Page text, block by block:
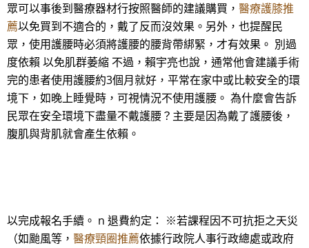
眾可以事後到醫療器材行按照醫師的建議購買， 醫療護膝推
薦以免買到不適合的，戴了反而沒效果。另外，也提醒民
眾，使用護腰時必須將護腰的腰背帶綁緊，才有效果。 別過
度依賴 以免肌群萎縮 不過，賴宇亮也說，通常他會建議手術
完的患者使用護腰約3個月就好，平常在家中或比較安全的環
境下，如晚上睡覺時，可視情況不使用護腰。 為什麼會告訴
民眾在安全環境下盡量不戴護腰？主要是因為戴了護腰後，
腹肌與背肌就會產生依賴。
以完成報名手續。 n 退費約定： ※若課程因不可抗拒之天災
（如颱風等， 醫療頸圈推薦依據行政院人事行政總處或政府